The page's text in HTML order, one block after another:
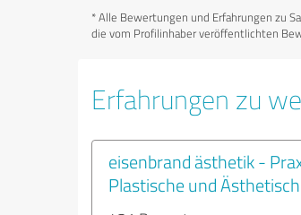
*Alle Bewertungen und Erfahrungen zu
die vom Profilinhaber veröffentlichten
Erfahrungen zu
eisenbrand ästhetik -
Plastische und